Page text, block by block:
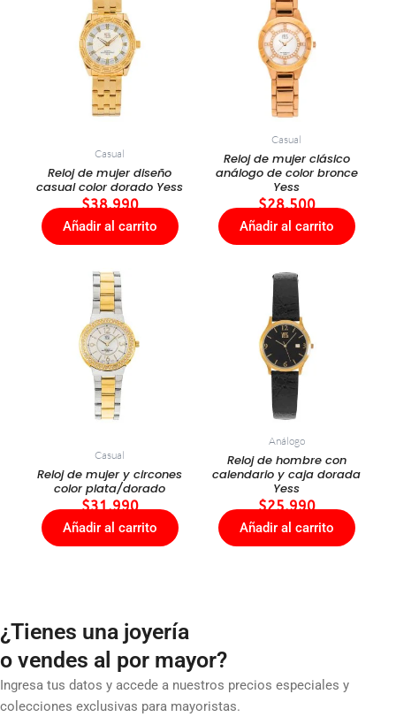
Casual
Reloj de mujer diseño
casual color dorado Yess
$38.990
Añadir al carrito
Casual
Reloj de mujer clásico
análogo de color bronce
Yess
$28.500
Añadir al carrito
Casual
Reloj de mujer y circones
color plata/dorado
$31.990
Añadir al carrito
Análogo
Reloj de hombre con
calendario y caja dorada
Yess
$25.990
Añadir al carrito
¿Tienes una joyería
o vendes al por mayor?
Ingresa tus datos y accede a nuestros precios especiales y
colecciones exclusivas para mayoristas.